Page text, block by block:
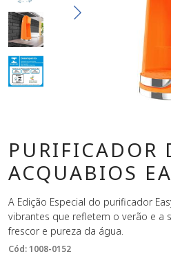
PURIFICADOR
ACQUABIOS
A Edição Especial do purificador
vibrantes que refletem o verão e a
frescor e pureza da água.
Cód: 1008-0152